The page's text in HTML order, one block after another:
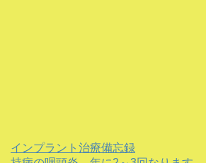
インプラント治療備忘録